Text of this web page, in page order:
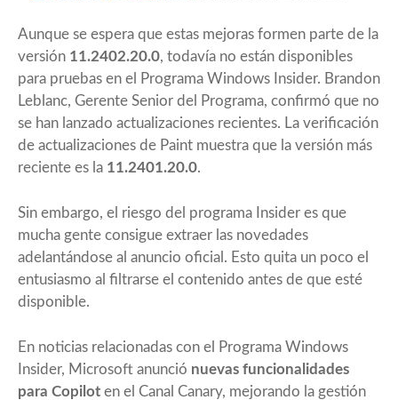
Aunque se espera que estas mejoras formen parte de la
versión 11.2402.20.0, todavía no están disponibles
para pruebas en el Programa Windows Insider. Brandon
Leblanc, Gerente Senior del Programa, confirmó que no
se han lanzado actualizaciones recientes. La verificación
de actualizaciones de Paint muestra que la versión más
reciente es la 11.2401.20.0.
Sin embargo, el riesgo del programa Insider es que
mucha gente consigue extraer las novedades
adelantándose al anuncio oficial. Esto quita un poco el
entusiasmo al filtrarse el contenido antes de que esté
disponible.
En noticias relacionadas con el Programa Windows
Insider, Microsoft anunció nuevas funcionalidades
para Copilot en el Canal Canary, mejorando la gestión